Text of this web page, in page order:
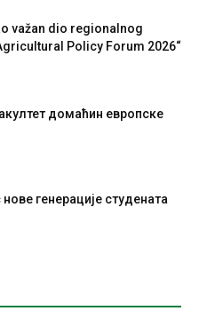
važan dio regionalnog
Policy Forum 2026“
домаћин европске
генерације студената